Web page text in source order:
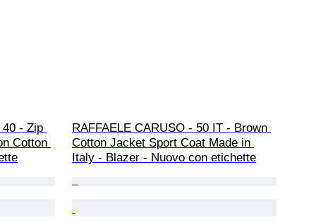
- Zip
Cotton
RAFFAELE CARUSO - 50 IT - Brown
Cotton Jacket Sport Coat Made in
Italy - Blazer - Nuovo con etichette